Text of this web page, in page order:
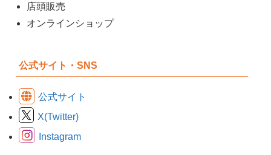
店頭販売
オンラインショップ
公式サイト・SNS
公式サイト
X(Twitter)
Instagram